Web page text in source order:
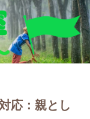
応：親とし